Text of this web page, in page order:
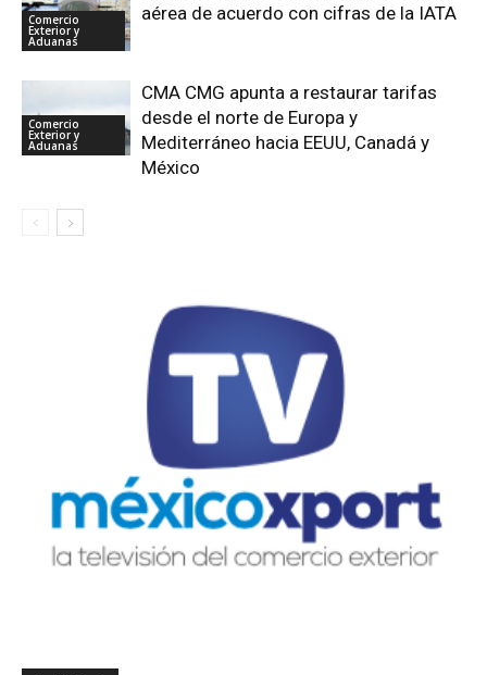
Comercio
Exterior y
Aduanas
aérea de acuerdo con cifras de la IATA
Comercio
Exterior y
Aduanas
CMA CMG apunta a restaurar tarifas
desde el norte de Europa y
Mediterráneo hacia EEUU, Canadá y
México